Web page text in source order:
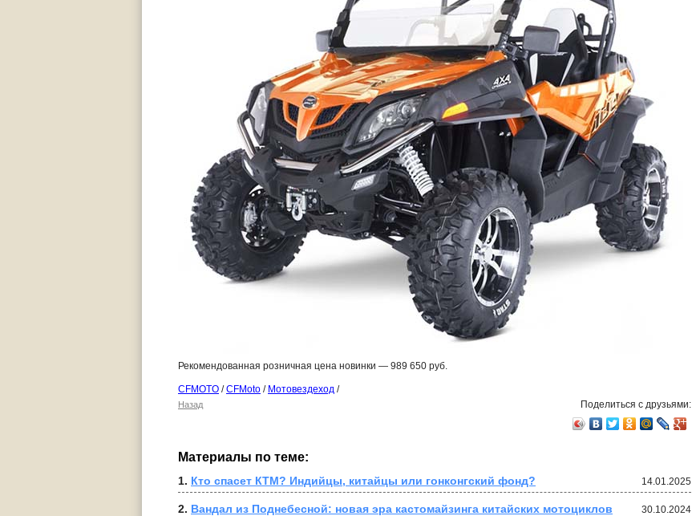
Рекомендованная розничная цена новинки — 989 650 руб.
CFMOTO /CFMoto / Мотовездеход /
Назад Поделиться с друзьями:
Материалы по теме:
14.01.2025
1. Кто спасет КТМ? Индийцы, китайцы или гонконгский фонд?
30.10.2024
2. Вандал из Поднебесной: новая эра кастомайзинга китайских мотоциклов